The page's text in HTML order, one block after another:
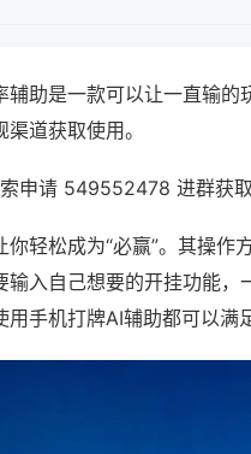
辅助是一款可以让一直输的
道获取使用。
申请 549552478 进群获
你轻松成为“必赢”。其操
输入自己想要的开挂功能
手机打牌AI辅助都可以满